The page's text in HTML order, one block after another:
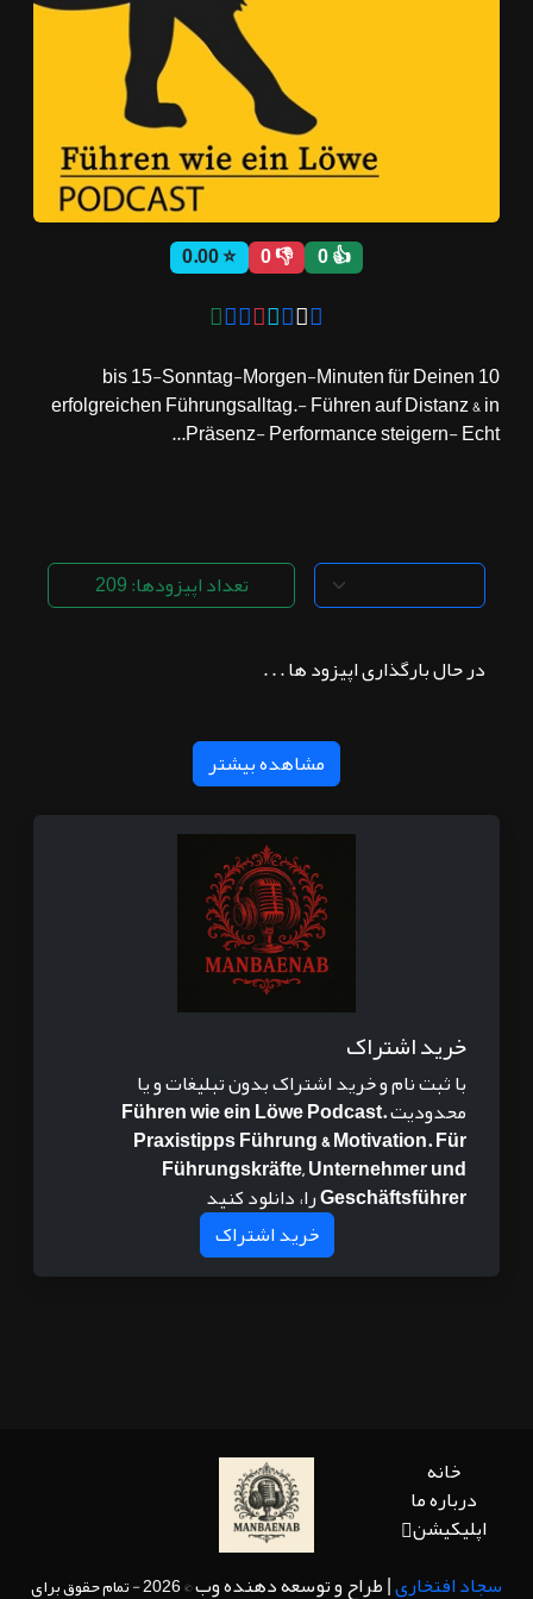
👍 0
👎 0
⭐ 0.00
10 bis 15-Sonntag-Morgen-Minuten für Deinen
erfolgreichen Führungsalltag.- Führen auf Distanz & in
Präsenz- Performance steigern- Echt...
تعداد اپیزودها: 209
در حال بارگذاری اپیزود ها . . .
مشاهده بیشتر
خرید اشتراک
با ثبت نام و خرید اشتراک بدون تبلیغات و یا
محدودیتFühren wie ein Löwe Podcast.
Praxistipps Führung & Motivation. Für
Führungskräfte, Unternehmer und
Geschäftsführerرا، دانلود کنید
خرید اشتراک
خانه
درباره ما
اپلیکیشن
سجاد افتخاری| طراح و توسعه دهنده وب
© 2026 - تمام حقوق برای